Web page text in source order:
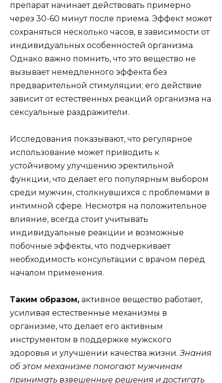
препарат начинает действовать примерно
через 30-60 минут после приема. Эффект может
сохраняться несколько часов, в зависимости от
индивидуальных особенностей организма.
Однако важно помнить, что это вещество не
вызывает немедленного эффекта без
предварительной стимуляции; его действие
зависит от естественных реакций организма на
сексуальные раздражители.
Исследования показывают, что регулярное
использование может приводить к
устойчивому улучшению эректильной
функции, что делает его популярным выбором
среди мужчин, столкнувшихся с проблемами в
интимной сфере. Несмотря на положительное
влияние, всегда стоит учитывать
индивидуальные реакции и возможные
побочные эффекты, что подчеркивает
необходимость консультации с врачом перед
началом применения.
Таким образом, активное вещество работает,
усиливая естественные механизмы в
организме, что делает его активным
инструментом в поддержке мужского
здоровья и улучшении качества жизни.Знания
об этом механизме помогают мужчинам
принимать взвешенные решения и достигать